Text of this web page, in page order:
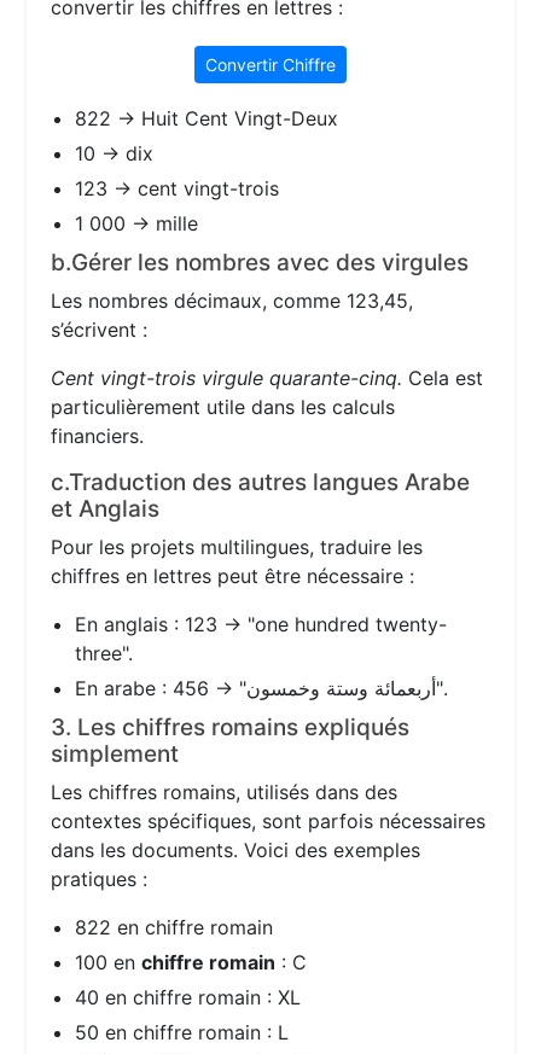
convertir les chiffres en lettres :
Convertir Chiffre
822 → Huit Cent Vingt-Deux
10 → dix
123 → cent vingt-trois
1 000 → mille
b.Gérer les nombres avec des virgules
Les nombres décimaux, comme 123,45,
s’écrivent :
Cent vingt-trois virgule quarante-cinq. Cela est
particulièrement utile dans les calculs
financiers.
c.Traduction des autres langues Arabe
et Anglais
Pour les projets multilingues, traduire les
chiffres en lettres peut être nécessaire :
En anglais : 123 → "one hundred twenty-
three".
En arabe : 456 → "أربعمائة وستة وخمسون".
3. Les chiffres romains expliqués
simplement
Les chiffres romains, utilisés dans des
contextes spécifiques, sont parfois nécessaires
dans les documents. Voici des exemples
pratiques :
822 en chiffre romain
100 enchiffre romain : C
40 en chiffre romain : XL
50 en chiffre romain : L